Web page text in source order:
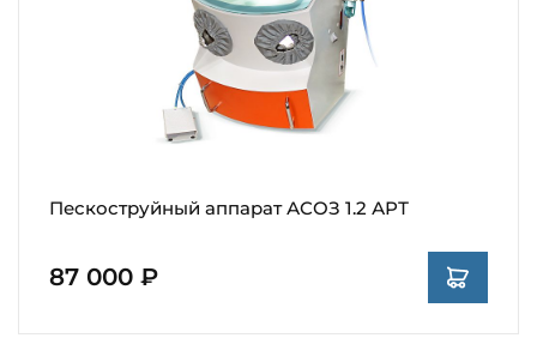
Пескоструйный аппарат АСОЗ 1.2 АРТ
87 000 ₽